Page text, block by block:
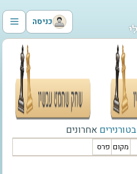
כניסה
אחרונים
מקום פרס